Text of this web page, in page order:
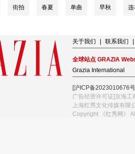
街拍 春夏 单曲 早秋
关于我们 联系我们
全球站点 GRAZIA
Grazia International
[沪ICP备2023010676
广告经营许可证[京海
上海红秀文化传媒有限
Copyright 《红秀网》